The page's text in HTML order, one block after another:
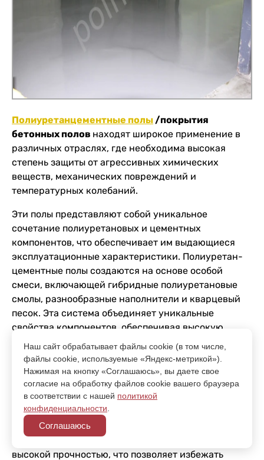
Наш сайт обрабатывает файлы cookie (в том числе,
файлы cookie, используемые «Яндекс-метрикой»).
Нажимая на кнопку «Соглашаюсь», вы даете свое
согласие на обработку файлов cookie вашего браузера
в соответствии с нашей политикой
конфиденциальности
Соглашаюсь
Полиуретанцементные полы /покрытия
бетонных полов находят широкое применение в
различных отраслях, где необходима высокая
степень защиты от агрессивных химических
веществ, механических повреждений и
температурных колебаний.
Эти полы представляют собой уникальное
сочетание полиуретановых и цементных
компонентов, что обеспечивает им выдающиеся
эксплуатационные характеристики. Полиуретан-
цементные полы создаются на основе особой
смеси, включающей гибридные полиуретановые
смолы, разнообразные наполнители и кварцевый
песок. Эта система объединяет уникальные
свойства компонентов, обеспечивая высокую
прочность и долговечность покрытия. Одной из
ключевых причин выбора полиуретанцементных
полов является их способность выдерживать
интенсивные нагрузки. Это особенно актуально
для производственных помещений, складов и
логистических центров, где перемещение
тяжелого оборудования и грузов происходит
ежедневно. Данная система пола обладает
высокой прочностью, что позволяет избежать